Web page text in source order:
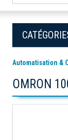
Automatisation &
OMRON